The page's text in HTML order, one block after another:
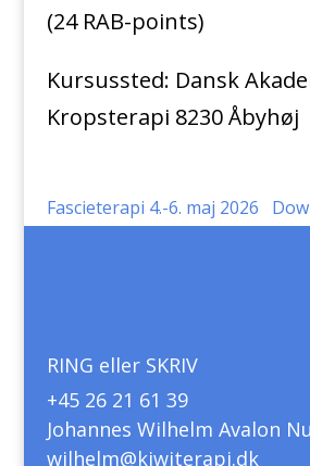
(24 RAB-points)
Kursussted: Dansk
Kropsterapi 8230 Åbyhøj
Fascieterapi 4.-6. maj 2026
RING eller SKRIV
+45 26 21 61 39
Johannes Wilhelm Avalon
wilhelm@kiwiterapi.dk